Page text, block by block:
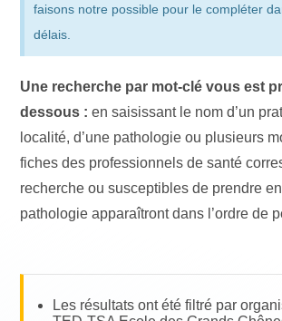
faisons notre possible pour le compléter
délais.
Une recherche par mot-clé vous est
dessous : en saisissant le nom d’un
localité, d’une pathologie ou plusieurs
fiches des professionnels de santé
recherche ou susceptibles de prendre
pathologie apparaîtront dans l’ordre de
Les résultats ont été filtré par